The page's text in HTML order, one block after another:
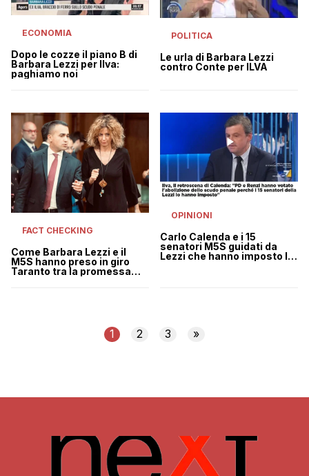
ECONOMIA
Dopo le cozze il piano B di
Barbara Lezzi per Ilva:
paghiamo noi
POLITICA
Le urla di Barbara Lezzi
contro Conte per ILVA
FACT CHECKING
Come Barbara Lezzi e il
M5S hanno preso in giro
Taranto tra la promessa
OPINIONI
Carlo Calenda e i 15
senatori M5S guidati da
Lezzi che hanno imposto lo
1 2 3 »